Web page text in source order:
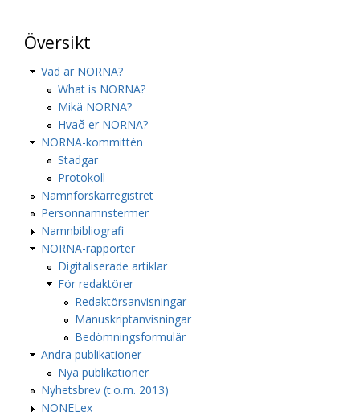
Översikt
Vad är NORNA?
What is NORNA?
Mikä NORNA?
Hvað er NORNA?
NORNA-kommittén
Stadgar
Protokoll
Namnforskarregistret
Personnamnstermer
Namnbibliografi
NORNA-rapporter
Digitaliserade artiklar
För redaktörer
Redaktörsanvisningar
Manuskriptanvisningar
Bedömningsformulär
Andra publikationer
Nya publikationer
Nyhetsbrev (t.o.m. 2013)
NONELex